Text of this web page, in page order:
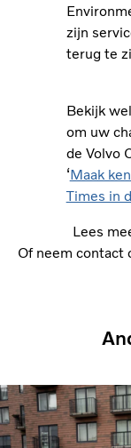
zijn
terug te
Bekijk
om uw
de Volvo
‘Maak
Times in
Lees
Of neem contact